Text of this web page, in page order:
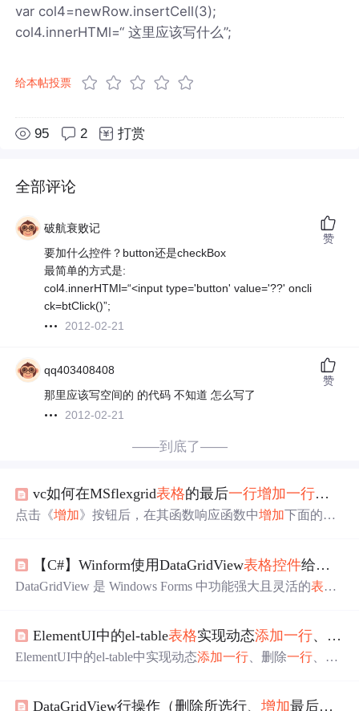
var col4=newRow.insertCell(3);
col4.innerHTMl=“ 这里应该写什么”;
给本帖投票
95 2 打赏
全部评论
破航衰败记
要加什么控件？button还是checkBox
最简单的方式是:
col4.innerHTMl=“<input type='button' value='??' oncli
ck=btClick()”;
2012-02-21
赞
qq403408408
那里应该写空间的 的代码 不知道 怎么写了
2012-02-21
赞
——到底了——
vc如何在MSflexgrid表格的最后一行增加一行数据
点击《增加》按钮后，在其函数响应函数中增加下面的函
_flexgrid为MSFlexgrid控件的变量 // m_basicflexgrid.AddIte
m("AddString"/*行标
【C#】Winform使用DataGridView表格控件给每
DataGridView 是 Windows Forms 中功能强大且灵活的表格
ElementUI中的el-table表格实现动态添加一行、删除
ElementUI中的el-table中实现动态添加一行 、删除一行 、清
框。 然后通过@selection-change="handleDetailSelectionChan
DataGridView行操作（删除所选行、增加最后一行